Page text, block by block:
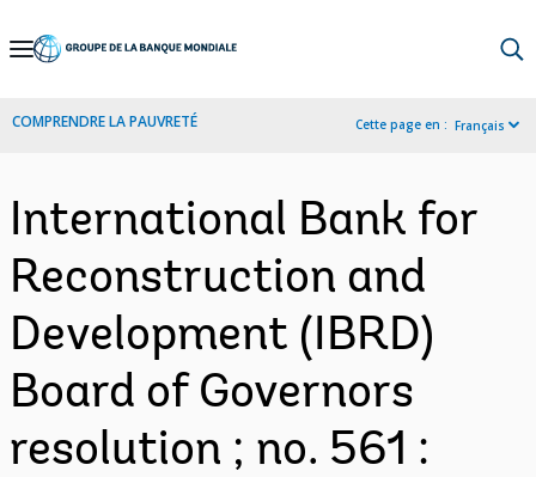
Skip
Navigation
COMPRENDRE LA PAUVRETÉ Cette page en : Français
International Bank for
Reconstruction and
Development (IBRD)
Board of Governors
resolution ; no. 561 :